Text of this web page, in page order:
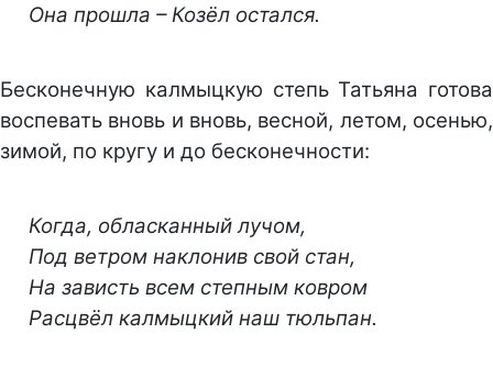
Она прошла – Козёл остался.
Бесконечную калмыцкую степь Татьяна готова
воспевать вновь и вновь, весной, летом, осенью,
зимой, по кругу и до бесконечности:
Когда, обласканный лучом,
Под ветром наклонив свой стан,
На зависть всем степным ковром
Расцвёл калмыцкий наш тюльпан.